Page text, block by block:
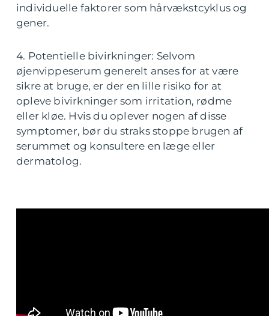
individuelle faktorer som hårvækstcyklus og
gener.
4. Potentielle bivirkninger: Selvom
øjenvippeserum generelt anses for at være
sikre at bruge, er der en lille risiko for at
opleve bivirkninger som irritation, rødme
eller kløe. Hvis du oplever nogen af disse
symptomer, bør du straks stoppe brugen af
serummet og konsultere en læge eller
dermatolog.